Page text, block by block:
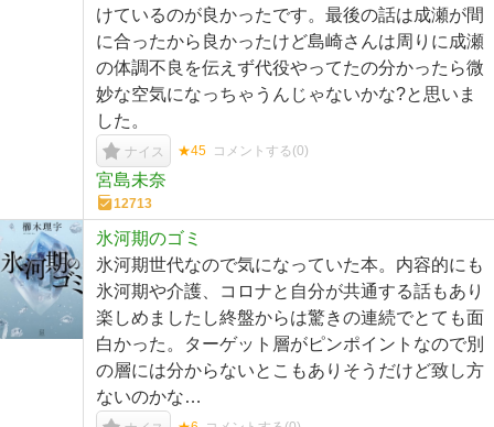
けているのが良かったです。最後の話は成瀬が間
に合ったから良かったけど島崎さんは周りに成瀬
の体調不良を伝えず代役やってたの分かったら微
妙な空気になっちゃうんじゃないかな?と思いま
した。
ナイス ★45 コメントする(0)
宮島未奈
12713
氷河期のゴミ
氷河期世代なので気になっていた本。内容的にも
氷河期や介護、コロナと自分が共通する話もあり
楽しめましたし終盤からは驚きの連続でとても面
白かった。ターゲット層がピンポイントなので別
の層には分からないとこもありそうだけど致し方
ないのかな…